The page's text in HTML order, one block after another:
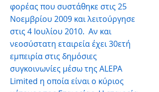
φορέας που συστάθηκε στις 25
Νοεμβρίου 2009 και λειτούργησε
στις 4 Ιουλίου 2010. Αν και
νεοσύστατη εταιρεία έχει 30ετή
εμπειρία στις δημόσιες
συγκοινωνίες μέσω της ALEPA
Limited η οποία είναι ο κύριος